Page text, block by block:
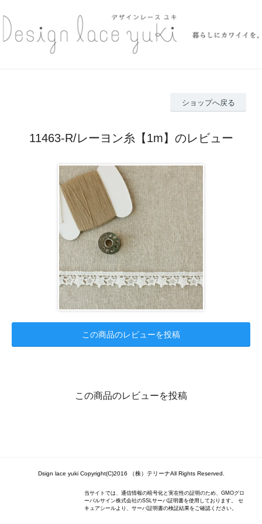
ショップへ戻る
11463-R/レーヨン糸【1m】のレビュー
この商品のレビューを投稿
この商品のレビューを投稿
Dsign lace yuki Copyright(C)2016 （株）テリーナAll Rights Reserved.
当サイトでは、通信情報の暗号化と実在性の証明のため、GMOグロ
ーバルサイン株式会社のSSLサーバ証明書を使用しております。 セ
キュアシールより、サーバ証明書の検証結果をご確認ください。